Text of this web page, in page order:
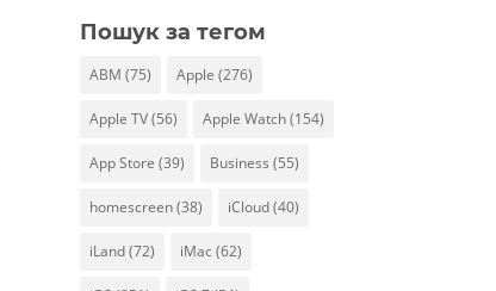
Пошук за тегом
ABM (75) Apple (276)
Apple TV(56) Apple Watch(154)
App Store (39) Business (55)
homescreen(38) iCloud(40)
iLand(72) iMac (62)